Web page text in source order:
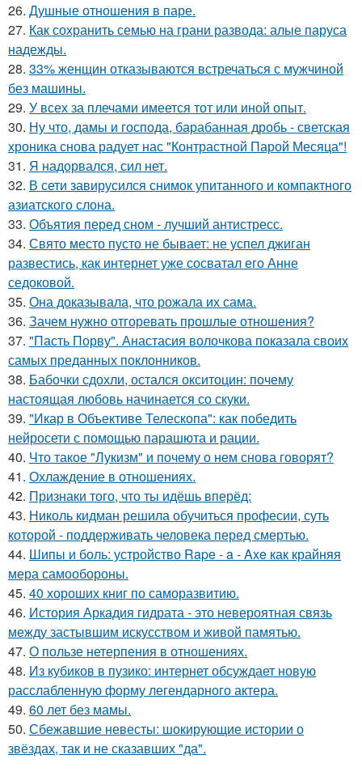
26. Душные отношения в паре.
27. Как сохранить семью на грани развода: алые паруса
надежды.
28. 33% женщин отказываются встречаться с мужчиной
без машины.
29. У всех за плечами имеется тот или иной опыт.
30. Ну что, дамы и господа, барабанная дробь - светская
хроника снова радует нас "Контрастной Парой Месяца"!
31. Я надорвался, сил нет.
32. В сети завирусился снимок упитанного и компактного
азиатского слона.
33. Объятия перед сном - лучший антистресс.
34. Свято место пусто не бывает: не успел джиган
развестись, как интернет уже сосватал его Анне
седоковой.
35. Она доказывала, что рожала их сама.
36. Зачем нужно отгоревать прошлые отношения?
37. "Пасть Порву". Анастасия волочкова показала своих
самых преданных поклонников.
38. Бабочки сдохли, остался окситоцин: почему
настоящая любовь начинается со скуки.
39. "Икар в Объективе Телескопа": как победить
нейросети с помощью парашюта и рации.
40. Что такое "Лукизм" и почему о нем снова говорят?
41. Охлаждение в отношениях.
42. Признаки того, что ты идёшь вперёд:
43. Николь кидман решила обучиться професии, суть
которой - поддерживать человека перед смертью.
44. Шипы и боль: устройство Rape - a - Axe как крайняя
мера самообороны.
45. 40 хороших книг по саморазвитию.
46. История Аркадия гидрата - это невероятная связь
между застывшим искусством и живой памятью.
47. О пользе нетерпения в отношениях.
48. Из кубиков в пузико: интернет обсуждает новую
расслабленную форму легендарного актера.
49. 60 лет без мамы.
50. Сбежавшие невесты: шокирующие истории о
звёздах, так и не сказавших "да".